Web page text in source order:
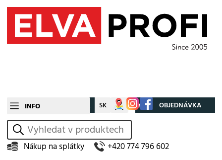
INFO CZ SK Můj účet OBJEDNÁVKA
vyhledat
Nákup na splátky +420 774 796 602